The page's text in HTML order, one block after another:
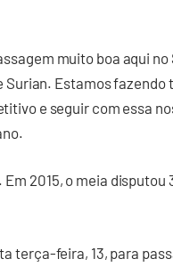
muito boa aqui no
Surian. Estamos fazendo
e seguir com essa
2015, o meia disputou
terça-feira, 13, para